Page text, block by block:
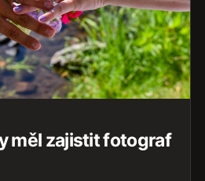
měl zajistit fotograf